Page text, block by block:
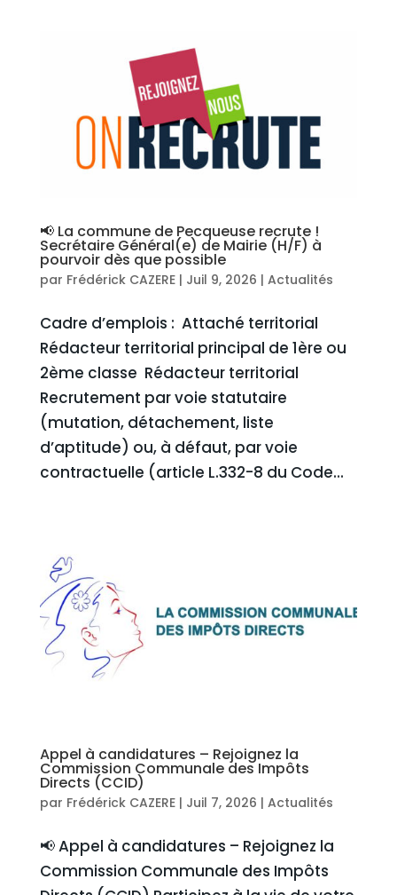
📢 La commune de Pecqueuse recrute !
Secrétaire Général(e) de Mairie (H/F) à
pourvoir dès que possible
par Frédérick CAZERE| Juil 9, 2026 | Actualités
Cadre d’emplois : Attaché territorial
Rédacteur territorial principal de 1ère ou
2ème classe Rédacteur territorial
Recrutement par voie statutaire
(mutation, détachement, liste
d’aptitude) ou, à défaut, par voie
contractuelle (article L.332-8 du Code...
Appel à candidatures – Rejoignez la
Commission Communale des Impôts
Directs (CCID)
par Frédérick CAZERE| Juil 7, 2026 | Actualités
📢 Appel à candidatures – Rejoignez la
Commission Communale des Impôts